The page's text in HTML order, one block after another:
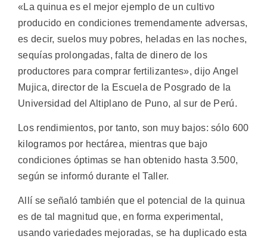
«La quinua es el mejor ejemplo de un cultivo
producido en condiciones tremendamente adversas,
es decir, suelos muy pobres, heladas en las noches,
sequías prolongadas, falta de dinero de los
productores para comprar fertilizantes», dijo Angel
Mujica, director de la Escuela de Posgrado de la
Universidad del Altiplano de Puno, al sur de Perú.
Los rendimientos, por tanto, son muy bajos: sólo 600
kilogramos por hectárea, mientras que bajo
condiciones óptimas se han obtenido hasta 3.500,
según se informó durante el Taller.
Allí se señaló también que el potencial de la quinua
es de tal magnitud que, en forma experimental,
usando variedades mejoradas, se ha duplicado esta